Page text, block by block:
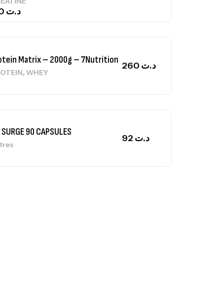
د.ت
Matrix – 2000g – 7Nutrition
,WHEY
د.ت
SURGE 90 CAPSULES
د.ت